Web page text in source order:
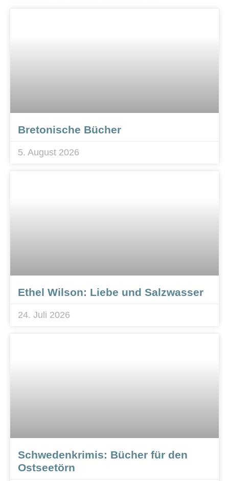
Bretonische Bücher
5. August 2026
Ethel Wilson: Liebe und Salzwasser
24. Juli 2026
Schwedenkrimis: Bücher für den
Ostseetörn